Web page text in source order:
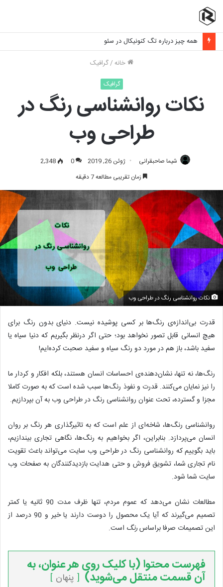
برنامه نویسی فرانت اند چیست و چه مهارت هایی نیاز دارد؟
خانه/گرافیک
گرافیک
نکات روانشناسی رنگ در
طراحی وب
شیما صاحبقرانی ژوئن 26, 2019 0
2,348
زمان تقریبی مطالعه 7 دقیقه
نکات روانشناسی رنگ در طراحی وب
قدرت بی‌اندازه‌ی رنگ‌ها بر کسی پوشیده نیست. دنیای بدون رنگ برای
هیچ انسانی قابل تصور نخواهد بود؛ حتی اگر درنظر بگیریم که دنیا سیاه یا
سفید باشد، باز هم در مورد دو رنگ سیاه و سفید صحبت کرده‌ایم!
رنگ‌ها، نه تنها، نشان‌دهنده‌ی احساسات انسان هستند، بلکه افکار و کردار ما
را نیز نمایان می‌کنند. قدرت و نفوذ رنگ‌ها سبب شده است که به صورت کاملا
مجزا و گسترده، تحت عنوان روانشناسی رنگ در طراحی وب به آن بپردازیم.
روانشناسی رنگ‌ها، شاخه‌ای از علم است که به تاثیرگذاری هر رنگ بر روان
انسان می‌پردازد. بنابراین، اگر بخواهیم به رنگ‌ها، نگاهی تجاری بیندازیم،
باید بگوییم که روانشناسی رنگ در طراحی وب سایت می‌تواند باعث تقویت
نام تجاری شما، تشویق فروش و حتی هدایت بازدیدکنندگان به صفحات وب
سایت شما شود.
مطالعات نشان می‌دهد که عموم مردم، تنها ظرف مدت 90 ثانیه یا کمتر
تصمیم می‌گیرند که آیا یک محصول را دوست دارند یا خیر و 90 درصد از
این تصمیمات صرفا براساسرنگ است.
فهرست محتوا (با کلیک روی هر عنوان، به
آن قسمت منتقل می‌شوید) پنهان